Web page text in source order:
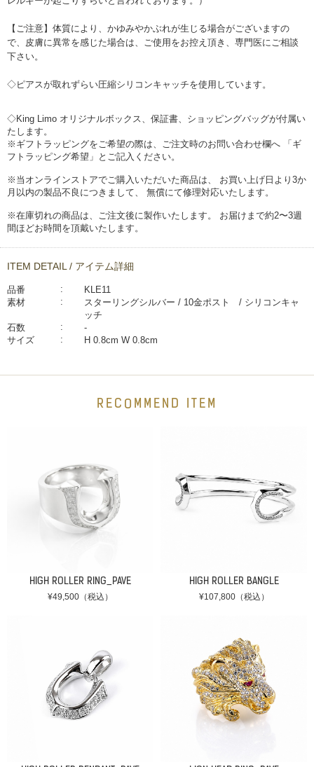
【ご注意】体質により、かゆみやかぶれが生じる場合がございますの
で、皮膚に異常を感じた場合は、ご使用をお控え頂き、専門医にご相談
下さい。
◇ピアスが取れずらい圧縮シリコンキャッチを使用しています。
◇King Limo オリジナルボックス、保証書、ショッピングバッグが付属い
たします。
※ギフトラッピングをご希望の際は、ご注文時のお問い合わせ欄へ 「ギ
フトラッピング希望」とご記入ください。
※当オンラインストアでご購入いただいた商品は、 お買い上げ日より3か
月以内の製品不良につきまして、 無償にて修理対応いたします。
※在庫切れの商品は、ご注文後に製作いたします。 お届けまで約2〜3週
間ほどお時間を頂戴いたします。
ITEM DETAIL / アイテム詳細
品番
KLE11
素材
スターリングシルバー / 10金ポスト / シリコンキャ
ッチ
石数
-
サイズ
H 0.8cm W 0.8cm
RECOMMEND ITEM
HIGH ROLLER RING_PAVE
¥49,500（税込）
HIGH ROLLER BANGLE
¥107,800（税込）